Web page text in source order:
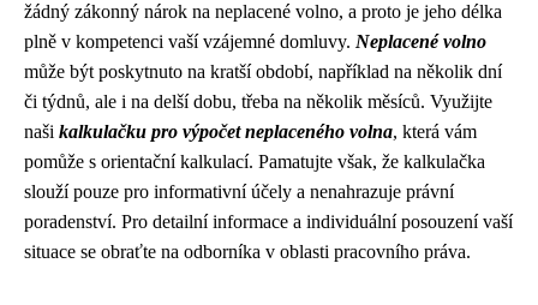
žádný zákonný nárok na neplacené volno, a proto je jeho délka
plně v kompetenci vaší vzájemné domluvy. Neplacené volno
může být poskytnuto na kratší období, například na několik dní
či týdnů, ale i na delší dobu, třeba na několik měsíců. Využijte
naši kalkulačku pro výpočet neplaceného volna, která vám
pomůže s orientační kalkulací. Pamatujte však, že kalkulačka
slouží pouze pro informativní účely a nenahrazuje právní
poradenství. Pro detailní informace a individuální posouzení vaší
situace se obraťte na odborníka v oblasti pracovního práva.